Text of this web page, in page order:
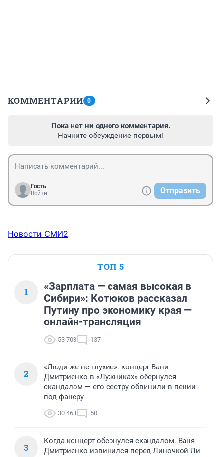
КОММЕНТАРИИ 0
Пока нет ни одного комментария.
Начните обсуждение первым!
Гость
Войти
Отправить
Новости СМИ2
ТОП 5
1
«Зарплата — самая высокая в
Сибири»: Котюков рассказал
Путину про экономику края —
онлайн-трансляция
53 703 137
2
«Люди же не глухие»: концерт Вани
Дмитриенко в «Лужниках» обернулся
скандалом — его сестру обвинили в пении
под фанеру
30 463 50
3
Когда концерт обернулся скандалом. Ваня
Дмитриенко извинился перед Линочкой Ли